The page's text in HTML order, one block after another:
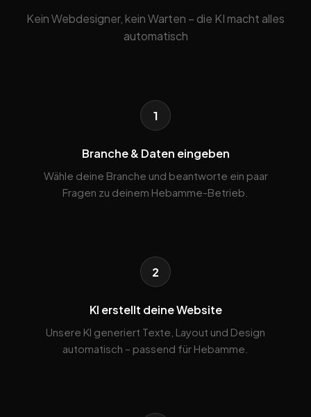
Kein Webdesigner, kein Warten – die KI macht alles
automatisch
1
Branche & Daten eingeben
Wähle deine Branche und beantworte ein paar
Fragen zu deinem Hebamme-Betrieb.
2
KI erstellt deine Website
Unsere KI generiert Texte, Layout und Design
automatisch – passend für Hebamme.